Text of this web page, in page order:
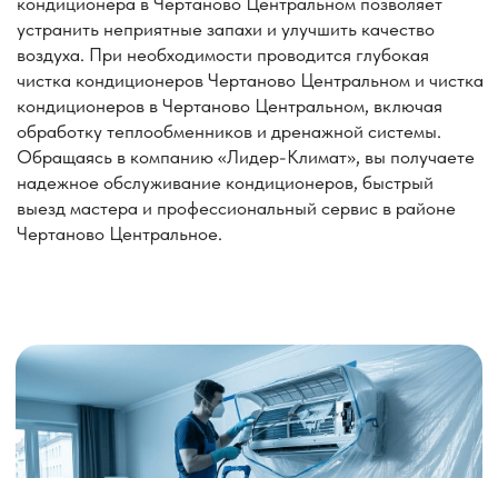
Чистка с дизинфекцией внутреннего
блока испарителя + внешний блок
(ТО второй год)
Комплексная чистка с мойкой
высокого давления +
дезинфекция (ТО третий год)
10 000 руб.
15 000 руб.
Стоимость